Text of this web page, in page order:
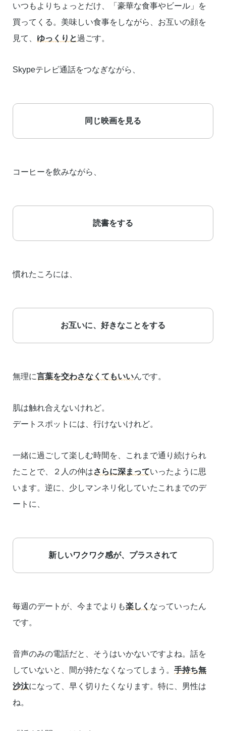
いつもよりちょっとだけ、「豪華な食事やビール」を
買ってくる。美味しい食事をしながら、お互いの顔を
見て、 ゆっくりと過ごす。
Skypeテレビ通話をつなぎながら、
同じ映画を見る
コーヒーを飲みながら、
読書をする
慣れたころには、
お互いに、好きなことをする
無理に言葉を交わさなくてもいいんです。
肌は触れ合えないけれど。
デートスポットには、行けないけれど。
一緒に過ごして楽しむ時間を、これまで通り続けられ
たことで、２人の仲はさらに深まっていったように思
います。逆に、少しマンネリ化していたこれまでのデ
ートに、
新しいワクワク感が、プラスされて
毎週のデートが、今までよりも楽しく なっていったん
です。
音声のみの電話だと、そうはいかないですよね。話を
していないと、間が持たなくなってしまう。 手持ち無
沙汰になって、早く切りたくなります。特に、男性は
ね。